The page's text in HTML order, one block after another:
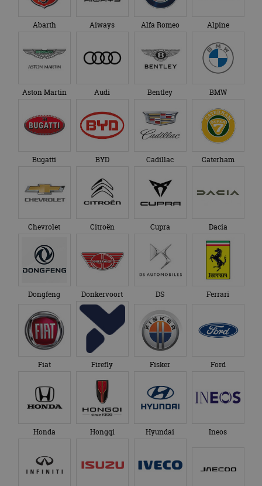
Abarth Aiways Alfa Romeo Alpine
Aston Martin Audi Bentley BMW
Bugatti BYD Cadillac Caterham
Chevrolet Citroën Cupra Dacia
Dongfeng Donkervoort DS Ferrari
Fiat Firefly Fisker Ford
Honda Hongqi Hyundai Ineos